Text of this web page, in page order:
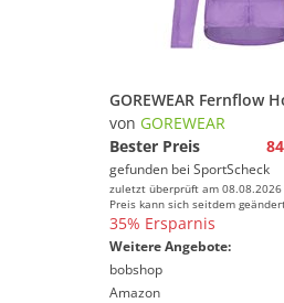
von GOREWEAR
Bester Preis
gefunden bei SportScheck
zuletzt überprüft am
Preis kann sich seitdem
35% Ersparnis
Weitere Angebote:
bobshop
Amazon